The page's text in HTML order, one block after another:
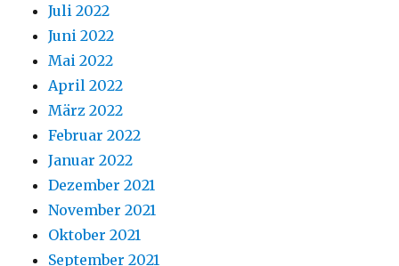
Juli 2022
Juni 2022
Mai 2022
April 2022
März 2022
Februar 2022
Januar 2022
Dezember 2021
November 2021
Oktober 2021
September 2021